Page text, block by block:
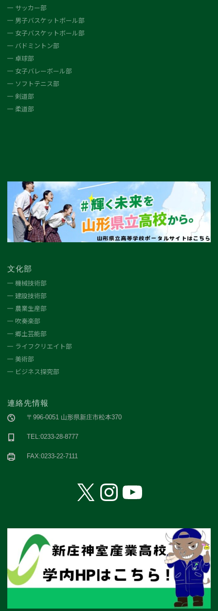
サッカー部
男子バスケットボール部
女子バスケットボール部
バドミントン部
卓球部
女子バレーボール部
ソフトテニス部
剣道部
柔道部
文化部
機械技術部
建設技術部
農業生産部
吹奏楽部
郷土芸能部
ライフクリエイト部
美術部
ビジネス探究部
連絡先情報
〒996-0051 山形県新庄市松本370
TEL:0233-28-8777
FAX:0233-22-7111
X Instagram
YouTube